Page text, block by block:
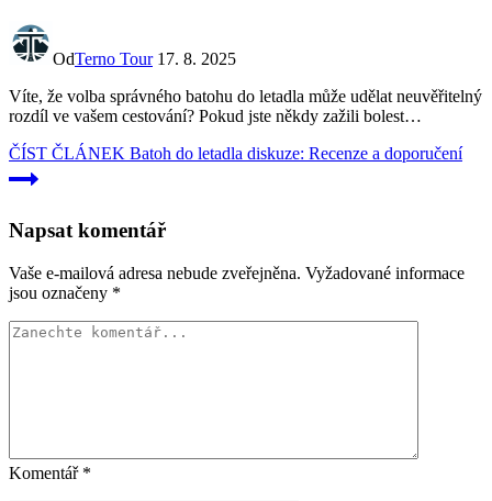
OdTerno Tour 17. 8. 2025
Víte,⁢ že volba správného batohu do letadla může udělat neuvěřitelný
rozdíl ve vašem ​cestování? Pokud jste někdy⁢ zažili bolest…
ČÍST ČLÁNEK Batoh do letadla diskuze: Recenze a doporučení
Napsat komentář
Vaše e-mailová adresa nebude zveřejněna. Vyžadované informace
jsou označeny *
Komentář *